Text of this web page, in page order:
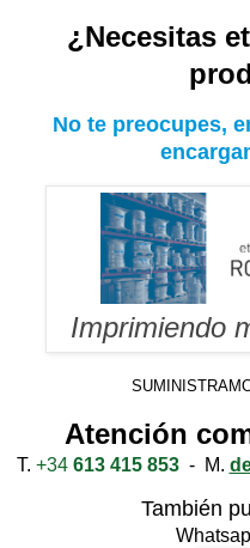
¿Necesitas
No te preocupes,
Imprimiendo
Atención
T. +34 613 415 853- M.
También